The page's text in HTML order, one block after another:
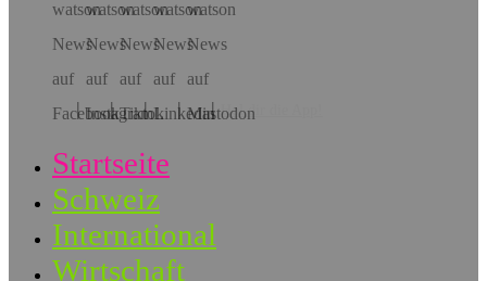
Hol dir die App!
Startseite
Schweiz
International
Wirtschaft